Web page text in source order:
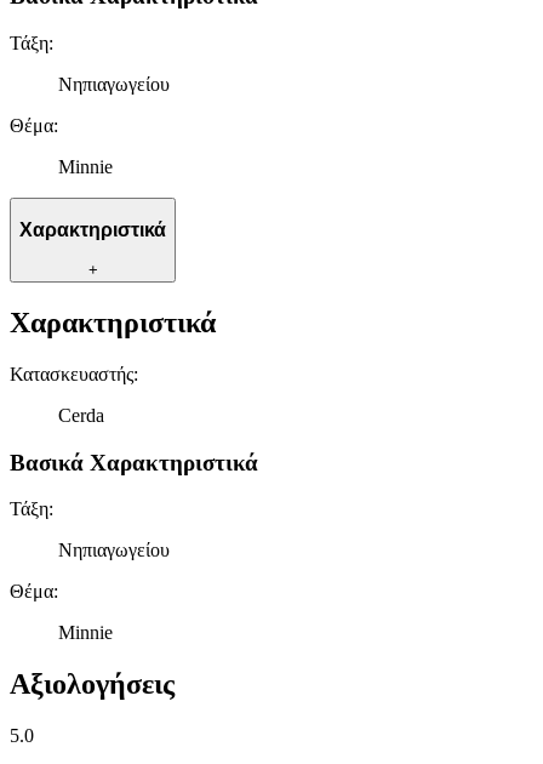
Τάξη:
Νηπιαγωγείου
Θέμα:
Minnie
Χαρακτηριστικά
+
Χαρακτηριστικά
Κατασκευαστής:
Cerda
Βασικά Χαρακτηριστικά
Τάξη:
Νηπιαγωγείου
Θέμα:
Minnie
Αξιολογήσεις
5.0